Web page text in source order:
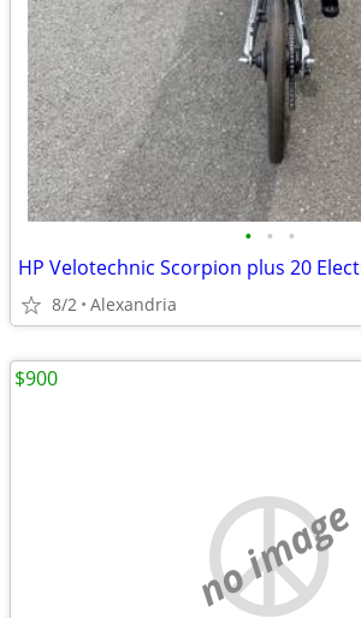
• • •
HP Velotechnic Scorpion plus 20
8/2 Alexandria
no image
$900